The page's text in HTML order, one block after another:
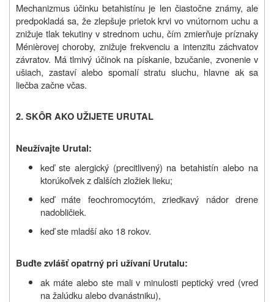
Mechanizmus účinku betahistínu je len čiastočne známy, ale
predpokladá sa, že zlepšuje prietok krvi vo vnútornom uchu a
znižuje tlak tekutiny v strednom uchu, čím zmierňuje príznaky
Ménièrovej choroby, znižuje frekvenciu a intenzitu záchvatov
závratov. Má tlmivý účinok na pískanie, bzučanie, zvonenie v
ušiach, zastaví alebo spomalí stratu sluchu, hlavne ak sa
liečba začne včas.
2. SKÔR AKO UŽIJETE URUTAL
Neužívajte Urutal:
keď ste alergický (precitlivený) na betahistín alebo na
ktorúkoľvek z ďalších zložiek lieku;
keď máte feochromocytóm, zriedkavý nádor drene
nadobličiek.
keď ste mladší ako 18 rokov.
Buďte zvlášť opatrný pri užívaní Urutalu:
ak máte alebo ste mali v minulosti peptický vred (vred
na žalúdku alebo dvanástniku),